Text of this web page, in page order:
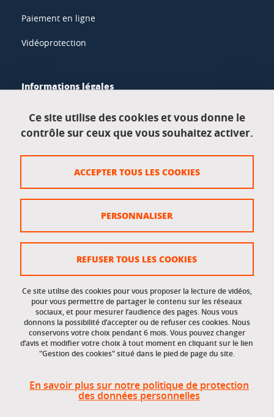
Paiement en ligne
Vidéoprotection
Informations légales
Données personnelles
Crédits
Gestion des cookies
Accessibilité : non conforme
Accès réservés
Intranet des étudiants et des personnels
Ce site utilise des cookies et vous donne le
contrôle sur ceux que vous souhaitez activer.
Ce site utilise des cookies pour vous proposer la lecture de vidéos,
pour vous permettre de partager le contenu sur les réseaux
sociaux, et pour mesurer l’audience des pages. Nous vous
donnons la possibilité d’accepter ou de refuser ces cookies. Nous
conservons votre choix pendant 6 mois. Vous pouvez changer
d’avis et modifier votre choix à tout moment en cliquant sur le lien
"Gestion des cookies" situé dans le pied de page du site.
En savoir plus sur notre politique de protection
des données personnelles
ACCEPTER TOUS LES COOKIES
REFUSER TOUS LES COOKIES
PERSONNALISER